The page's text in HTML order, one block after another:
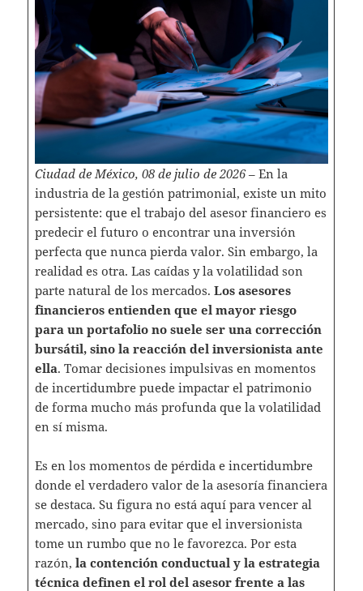
Ciudad de México, 08 de julio de 2026– En la
industria de la gestión patrimonial, existe un mito
persistente: que el trabajo del asesor financiero es
predecir el futuro o encontrar una inversión
perfecta que nunca pierda valor. Sin embargo, la
realidad es otra. Las caídas y la volatilidad son
parte natural de los mercados. Los asesores
financieros entienden que el mayor riesgo
para un portafolio no suele ser una corrección
bursátil, sino la reacción del inversionista ante
ella. Tomar decisiones impulsivas en momentos
de incertidumbre puede impactar el patrimonio
de forma mucho más profunda que la volatilidad
en sí misma.
Es en los momentos de pérdida e incertidumbre
donde el verdadero valor de la asesoría financiera
se destaca. Su figura no está aquí para vencer al
mercado, sino para evitar que el inversionista
tome un rumbo que no le favorezca. Por esta
razón, la contención conductual y la estrategia
técnica definen el rol del asesor frente a las